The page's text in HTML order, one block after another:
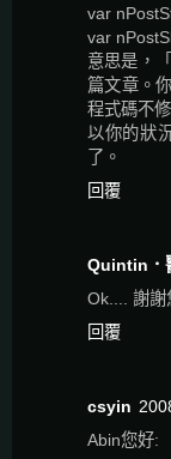
var
var
意思是，
篇文章。
程式碼不
以你的狀
了。
回覆
Quintin．
Ok.... 謝謝
回覆
csyin
Abin您好: